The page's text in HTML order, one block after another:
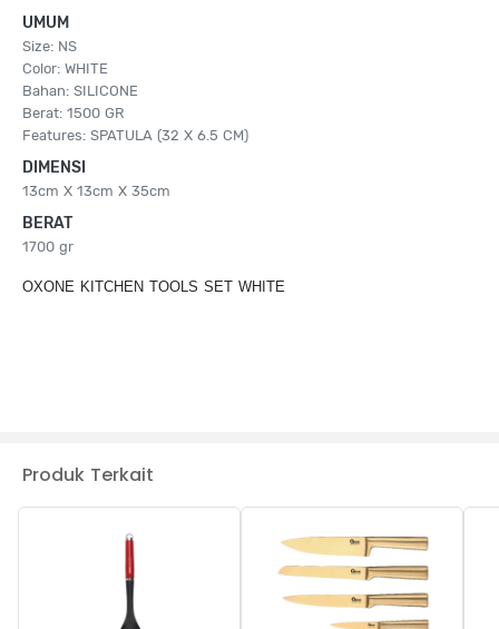
UMUM
Size: NS
Color: WHITE
Bahan: SILICONE
Berat: 1500 GR
Features: SPATULA (32 X 6.5 CM)
DIMENSI
13cm X 13cm X 35cm
BERAT
1700 gr
OXONE KITCHEN TOOLS SET WHITE
Produk Terkait